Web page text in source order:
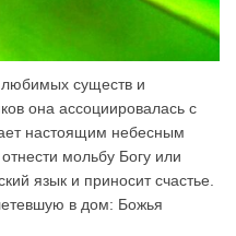
существ и
она ассоциировалась с
настоящим небесным
мольбу Богу или
язык и приносит счастье.
в дом: Божья